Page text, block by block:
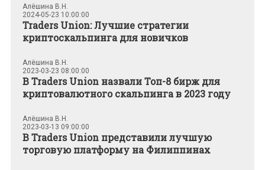
Алёшина В.Н.
2024-05-23 10:00:00
Traders Union: Лучшие стратегии
криптоскальпинга для новичков
Алёшина В.Н.
2023-03-23 08:00:00
В Traders Union назвали Топ-8 бирж для
криптовалютного скальпинга в 2023 году
Алёшина В.Н.
2023-03-13 09:00:00
В Traders Union представили лучшую
торговую платформу на Филиппинах